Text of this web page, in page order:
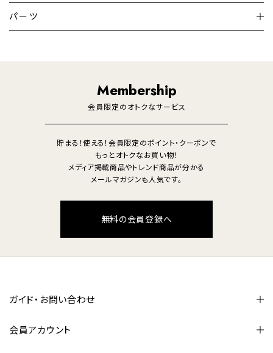
暖房機 掃除機
調理家電 生活家電
デスクライト
テレビ
パーツ
Membership
会員限定のオトクなサービス
貯まる！使える！会員限定のポイント・クーポンで
もっとオトクなお買い物！
メディア掲載商品やトレンド商品が分かる
メールマガジンも人気です。
無料の会員登録へ
ガイド・お問い合わせ
会員アカウント